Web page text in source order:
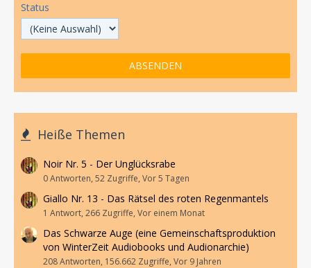
Status
Heiße Themen
Noir Nr. 5 - Der Unglücksrabe
0 Antworten, 52 Zugriffe, Vor 5 Tagen
Giallo Nr. 13 - Das Rätsel des roten Regenmantels
1 Antwort, 266 Zugriffe, Vor einem Monat
Das Schwarze Auge (eine Gemeinschaftsproduktion
von WinterZeit Audiobooks und Audionarchie)
208 Antworten, 156.662 Zugriffe, Vor 9 Jahren